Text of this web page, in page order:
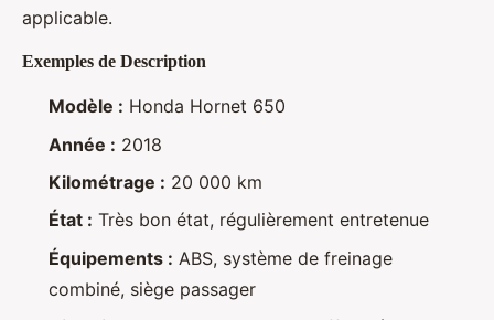
applicable.
Exemples de Description
Modèle : Honda Hornet 650
Année : 2018
Kilométrage : 20 000 km
État : Très bon état, régulièrement entretenue
Équipements : ABS, système de freinage
combiné, siège passager